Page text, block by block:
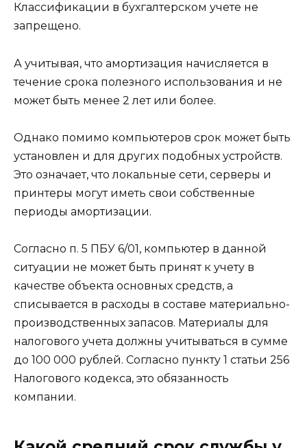
Классификации в бухгалтерском учете не
запрещено.
А учитывая, что амортизация начисляется в
течение срока полезного использования и не
может быть менее 2 лет или более.
Однако помимо компьютеров срок может быть
установлен и для других подобных устройств.
Это означает, что локальные сети, серверы и
принтеры могут иметь свои собственные
периоды амортизации.
Согласно п. 5 ПБУ 6/01, компьютер в данной
ситуации не может быть принят к учету в
качестве объекта основных средств, а
списывается в расходы в составе материально-
производственных запасов. Материалы для
налогового учета должны учитываться в сумме
до 100 000 рублей. Согласно пункту 1 статьи 256
Налогового кодекса, это обязанность
компании.